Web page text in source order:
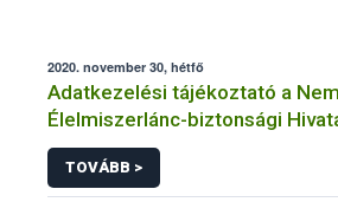
2020. november 30, hétfő
Adatkezelési tájékoztató a
Élelmiszerlánc-biztonsági
üzemeltetett élelmiszerlánc-
információs rendszerhez
adatkezeléséhez
TOVÁBB >